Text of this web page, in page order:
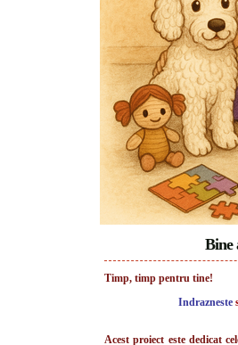
Bine
Timp, timp pentru tine!
Indrazneste
Acest proiect este dedicat